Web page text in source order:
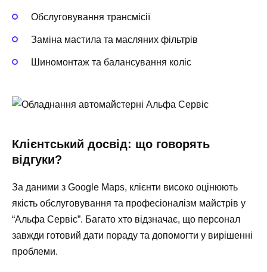
Обслуговування трансмісії
Заміна мастила та масляних фільтрів
Шиномонтаж та балансування коліс
Клієнтський досвід: що говорять
відгуки?
За даними з Google Maps, клієнти високо оцінюють
якість обслуговування та професіоналізм майстрів у
“Альфа Сервіс”. Багато хто відзначає, що персонал
завжди готовий дати пораду та допомогти у вирішенні
проблеми.